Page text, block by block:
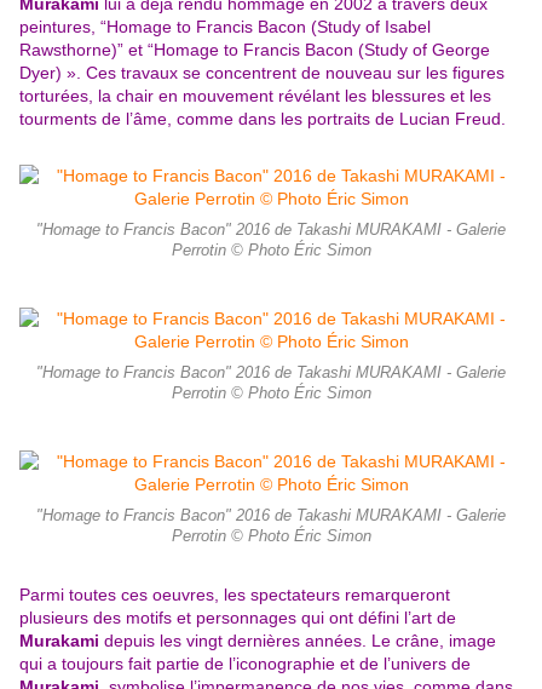
peintures, “Homage to Francis Bacon (Study of Isabel
Rawsthorne)” et “Homage to Francis Bacon (Study of George
Dyer) ». Ces travaux se concentrent de nouveau sur les figures
torturées, la chair en mouvement révélant les blessures et les
tourments de l’âme, comme dans les portraits de Lucian Freud.
"Homage to Francis Bacon" 2016 de Takashi MURAKAMI - Galerie
Perrotin © Photo Éric Simon
"Homage to Francis Bacon" 2016 de Takashi MURAKAMI - Galerie
Perrotin © Photo Éric Simon
"Homage to Francis Bacon" 2016 de Takashi MURAKAMI - Galerie
Perrotin © Photo Éric Simon
Parmi toutes ces oeuvres, les spectateurs remarqueront
plusieurs des motifs et personnages qui ont défini l’art de
Murakami depuis les vingt dernières années. Le crâne, image
qui a toujours fait partie de l’iconographie et de l’univers de